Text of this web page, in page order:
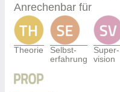
Anrechenbar für
Theorie
Selbst-
erfahrung
Super-
vision